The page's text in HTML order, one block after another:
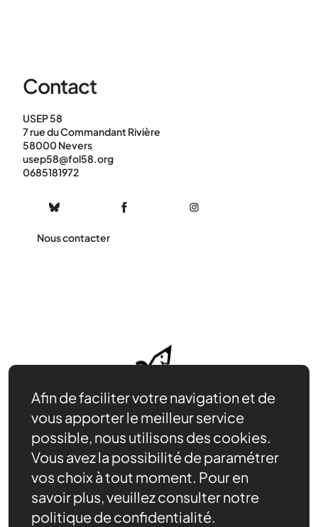
Contact
USEP 58
7 rue du Commandant Rivière
58000 Nevers
usep58@fol58.org
0685181972
Nous contacter
Nos ressources
Afin de faciliter votre navigation et de
vous apporter le meilleur service
possible, nous utilisons des cookies.
Vous avez la possibilité de paramétrer
vos choix à tout moment. Pour en
savoir plus, veuillez consulter notre
politique de confidentialité.